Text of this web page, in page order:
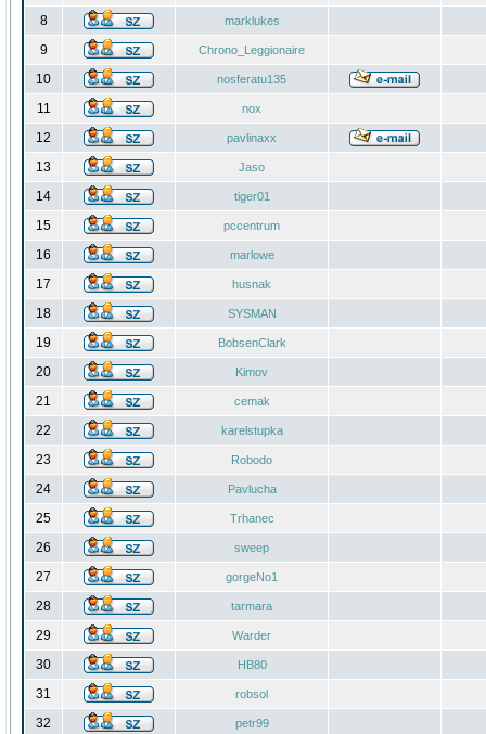
8 marklukes
9 Chrono_Leggionaire
10 nosferatu135
11 nox
12 pavlinaxx
13 Jaso
14 tiger01
15 pccentrum
16 marlowe
17 husnak
18 SYSMAN
19 BobsenClark
20 Kimov
21 cemak
22 karelstupka
23 Robodo
24 Pavlucha
25 Trhanec
26 sweep
27 gorgeNo1
28 tarmara
29 Warder
30 HB80
31 robsol
32 petr99